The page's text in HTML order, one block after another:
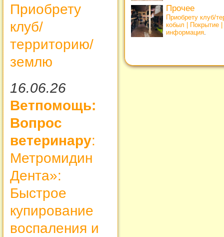
Приобрету
клуб/
территорию/
землю
16.06.26
Ветпомощь:
Вопрос
ветеринару:
Метромидин
Дента»:
Быстрое
купирование
воспаления и
Прочее
Приобрету клуб/
кобыл | Покрытие
информация